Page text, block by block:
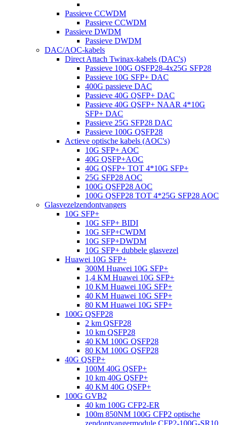
Passieve CCWDM
Passieve CCWDM
Passieve DWDM
Passieve DWDM
DAC/AOC-kabels
Direct Attach Twinax-kabels (DAC's)
Passieve 100G QSFP28-4x25G SFP28
Passieve 10G SFP+ DAC
400G passieve DAC
Passieve 40G QSFP+ DAC
Passieve 40G QSFP+ NAAR 4*10G
SFP+ DAC
Passieve 25G SFP28 DAC
Passieve 100G QSFP28
Actieve optische kabels (AOC's)
10G SFP+ AOC
40G QSFP+AOC
40G QSFP+ TOT 4*10G SFP+
25G SFP28 AOC
100G QSFP28 AOC
100G QSFP28 TOT 4*25G SFP28 AOC
Glasvezelzendontvangers
10G SFP+
10G SFP+ BIDI
10G SFP+CWDM
10G SFP+DWDM
10G SFP+ dubbele glasvezel
Huawei 10G SFP+
300M Huawei 10G SFP+
1,4 KM Huawei 10G SFP+
10 KM Huawei 10G SFP+
40 KM Huawei 10G SFP+
80 KM Huawei 10G SFP+
100G QSFP28
2 km QSFP28
10 km QSFP28
40 KM 100G QSFP28
80 KM 100G QSFP28
40G QSFP+
100M 40G QSFP+
10 km 40G QSFP+
40 KM 40G QSFP+
100G GVB2
40 km 100G CFP2-ER
100m 850NM 100G CFP2 optische
zendontvangermodule CFP2-100G-SR10